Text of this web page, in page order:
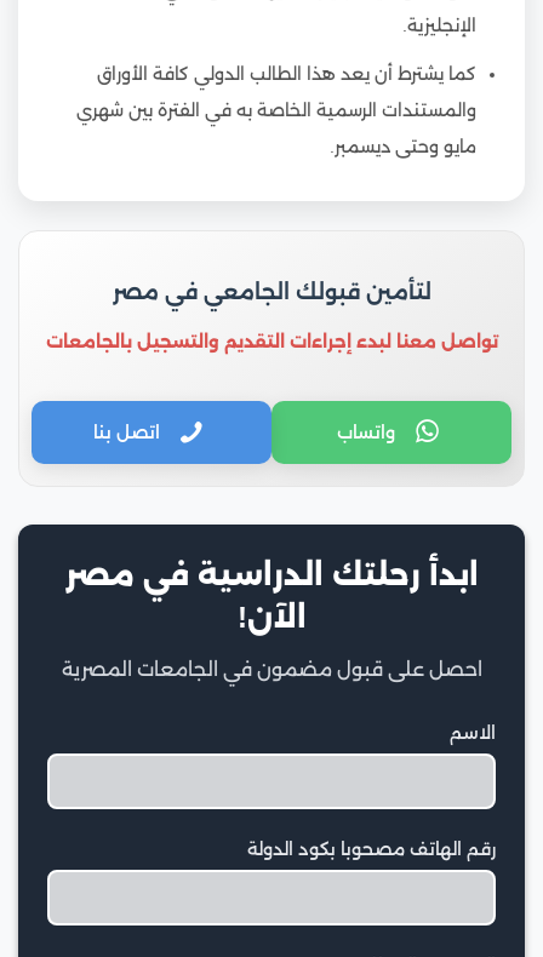
الإنجليزية.
كما يشترط أن يعد هذا الطالب الدولي كافة الأوراق
والمستندات الرسمية الخاصة به في الفترة بين شهري
مايو وحتى ديسمبر.
لتأمين قبولك الجامعي في مصر
تواصل معنا لبدء إجراءات التقديم والتسجيل بالجامعات
واتساب اتصل بنا
ابدأ رحلتك الدراسية في مصر
الآن!
احصل على قبول مضمون في الجامعات المصرية
الاسم
رقم الهاتف مصحوبا بكود الدولة